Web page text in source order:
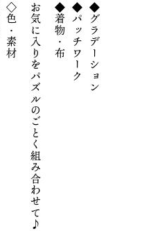
◆グラデーション
◆パッチワーク
◆着物・布
お気に入りをパズルのごとく組み合わせて♪
◇色・素材